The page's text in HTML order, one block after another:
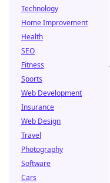
Technology
Home Improvement
Health
SEO
Fitness
Sports
Web Development
Insurance
Web Design
Travel
Photography
Software
Cars